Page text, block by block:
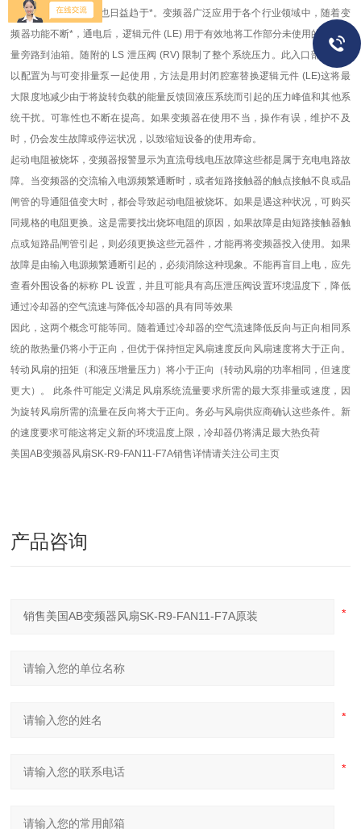
当泵到达变频器技术也日益趋于*。变频器广泛应用于各个行业领域中，随着变
频器功能不断*，通电后，逻辑元件 (LE) 用于有效地将工作部分未使用的过量流
量旁路到油箱。随附的 LS 泄压阀 (RV) 限制了整个系统压力。此入口部分还可
以配置为与可变排量泵一起使用，方法是用封闭腔塞替换逻辑元件 (LE)这将最
大限度地减少由于将旋转负载的能量反馈回液压系统而引起的压力峰值和其他系
统干扰。可靠性也不断在提高。如果变频器在使用不当，操作有误，维护不及
时，仍会发生故障或停运状况，以致缩短设备的使用寿命。
起动电阻被烧坏，变频器报警显示为直流母线电压故障这些都是属于充电电路故
障。当变频器的交流输入电源频繁通断时，或者短路接触器的触点接触不良或晶
闸管的导通阻值变大时，都会导致起动电阻被烧坏。如果是遇这种状况，可购买
同规格的电阻更换。这是需要找出烧坏电阻的原因，如果故障是由短路接触器触
点或短路晶闸管引起，则必须更换这些元器件，才能再将变频器投入使用。如果
故障是由输入电源频繁通断引起的，必须消除这种现象。不能再盲目上电，应先
查看外围设备的标称 PL 设置，并且可能具有高压泄压阀设置环境温度下，降低
通过冷却器的空气流速与降低冷却器的具有同等效果
因此，这两个概念可能等同。随着通过冷却器的空气流速降低反向与正向相同系
统的散热量仍将小于正向，但优于保持恒定风扇速度反向风扇速度将大于正向。
转动风扇的扭矩（和液压增量压力）将小于正向（转动风扇的功率相同，但速度
更大）。 此条件可能定义满足风扇系统流量要求所需的最大泵排量或速度，因
为旋转风扇所需的流量在反向将大于正向。务必与风扇供应商确认这些条件。新
的速度要求可能这将定义新的环境温度上限，冷却器仍将满足最大热负荷
美国AB变频器风扇SK-R9-FAN11-F7A销售详情请关注公司主页
产品咨询